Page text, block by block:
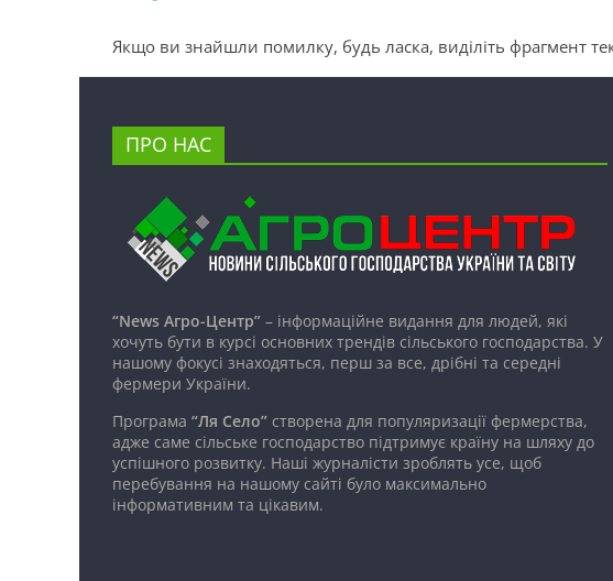
Якщо ви знайшли помилку, будь ласка, виділіть фрагмент
ПРО НАС
“News Агро-Центр” – інформаційне видання для людей, які
хочуть бути в курсі основних трендів сільського господарства. У
нашому фокусі знаходяться, перш за все, дрібні та середні
фермери України.
Програма “Ля Село” створена для популяризації фермерства,
адже саме сільське господарство підтримує країну на шляху до
успішного розвитку. Наші журналісти зроблять усе, щоб
перебування на нашому сайті було максимально
інформативним та цікавим.